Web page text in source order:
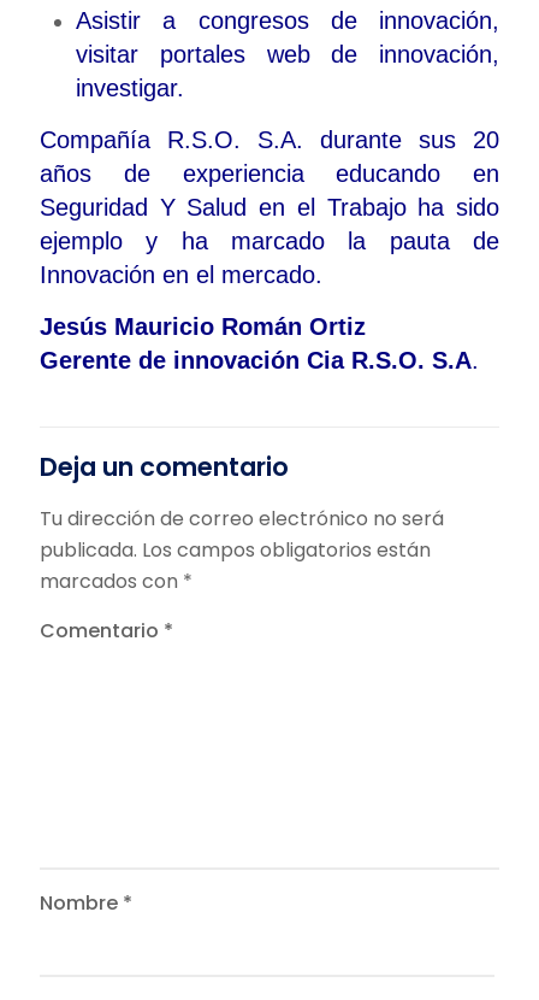
Asistir a congresos de innovación,
visitar portales web de innovación,
investigar.
Compañía R.S.O. S.A. durante sus 20
años de experiencia educando en
Seguridad Y Salud en el Trabajo ha sido
ejemplo y ha marcado la pauta de
Innovación en el mercado.
Jesús Mauricio Román Ortiz
Gerente de innovación Cia R.S.O. S.A.
Deja un comentario
Tu dirección de correo electrónico no será
publicada. Los campos obligatorios están
marcados con *
Comentario *
Nombre *